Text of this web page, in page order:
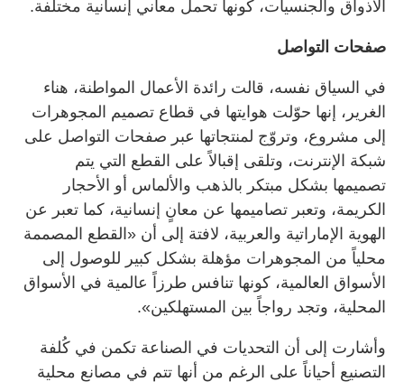
الأذواق والجنسيات، كونها تحمل معاني إنسانية مختلفة.
صفحات التواصل
في السياق نفسه، قالت رائدة الأعمال المواطنة، هناء
الغرير، إنها حوّلت هوايتها في قطاع تصميم المجوهرات
إلى مشروع، وتروّج لمنتجاتها عبر صفحات التواصل على
شبكة الإنترنت، وتلقى إقبالاً على القطع التي يتم
تصميمها بشكل مبتكر بالذهب والألماس أو الأحجار
الكريمة، وتعبر تصاميمها عن معانٍ إنسانية، كما تعبر عن
الهوية الإماراتية والعربية، لافتة إلى أن «القطع المصممة
محلياً من المجوهرات مؤهلة بشكل كبير للوصول إلى
الأسواق العالمية، كونها تنافس طرزاً عالمية في الأسواق
المحلية، وتجد رواجاً بين المستهلكين».
وأشارت إلى أن التحديات في الصناعة تكمن في كُلفة
التصنيع أحياناً على الرغم من أنها تتم في مصانع محلية